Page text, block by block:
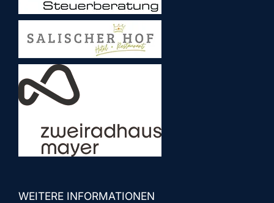
WEITERE INFORMATIONEN